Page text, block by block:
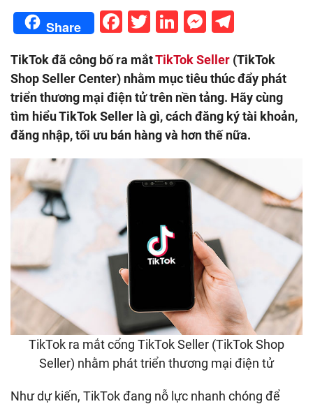
Share Facebook
Twitter
LinkedIn
TikTok đã công bố ra mắtTikTok Seller (TikTok
Shop Seller Center) nhằm mục tiêu thúc đẩy phát
triển thương mại điện tử trên nền tảng. Hãy cùng
tìm hiểu TikTok Seller là gì, cách đăng ký tài khoản,
đăng nhập, tối ưu bán hàng và hơn thế nữa.
TikTok ra mắt cổng TikTok Seller (TikTok Shop
Seller) nhằm phát triển thương mại điện tử
Như dự kiến, TikTok đang nỗ lực nhanh chóng để